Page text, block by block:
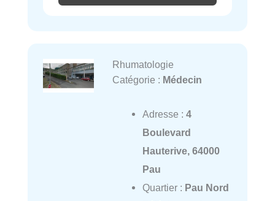
Rhumatologie
Catégorie : Médecin
Adresse : 4
Boulevard
Hauterive, 64000
Pau
Quartier : Pau Nord